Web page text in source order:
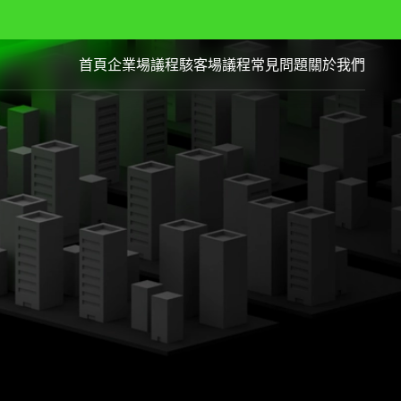
首頁企業場議程駭客場議程常見問題關於我們